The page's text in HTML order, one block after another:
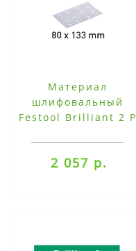
Материал
шлифовальный
Festool Brilliant 2 P
BR2/50
2 057 р.